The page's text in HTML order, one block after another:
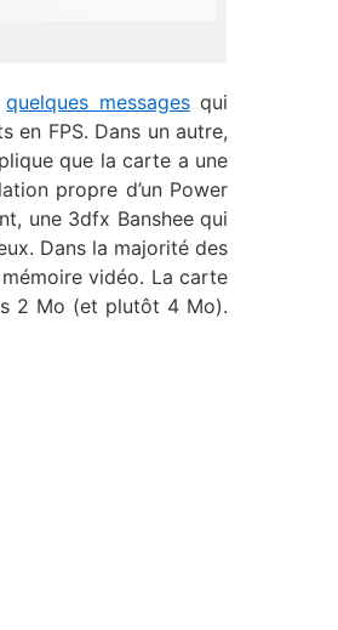
quelques messagesqui
en FPS. Dans un autre,
que la carte a une
propre d’un Power
une 3dfx Banshee qui
Dans la majorité des
mémoire vidéo. La carte
2 Mo (et plutôt 4 Mo).